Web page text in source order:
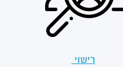
רישוי